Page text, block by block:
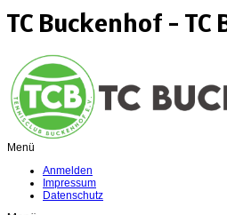
TC Buckenhof -
Menü
Anmelden
Impressum
Datenschutz